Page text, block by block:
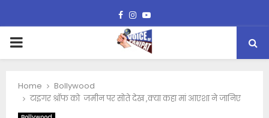
Facebook
Instagram
Youtube
PRIMARY
Home
Bollywood
टाइगर श्रॉफ को जमीन पर सोते देख ,क्या कहा मां आएशा ने जानिए